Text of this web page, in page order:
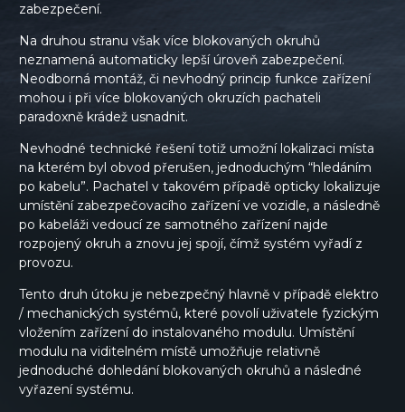
zabezpečení.
Na druhou stranu však více blokovaných okruhů
neznamená automaticky lepší úroveň zabezpečení.
Neodborná montáž, či nevhodný princip funkce zařízení
mohou i při více blokovaných okruzích pachateli
paradoxně krádež usnadnit.
Nevhodné technické řešení totiž umožní lokalizaci místa
na kterém byl obvod přerušen, jednoduchým “hledáním
po kabelu”. Pachatel v takovém případě opticky lokalizuje
umístění zabezpečovacího zařízení ve vozidle, a následně
po kabeláži vedoucí ze samotného zařízení najde
rozpojený okruh a znovu jej spojí, čímž systém vyřadí z
provozu.
Tento druh útoku je nebezpečný hlavně v případě elektro
/ mechanických systémů, které povolí uživatele fyzickým
vložením zařízení do instalovaného modulu. Umístění
modulu na viditelném místě umožňuje relativně
jednoduché dohledání blokovaných okruhů a následné
vyřazení systému.